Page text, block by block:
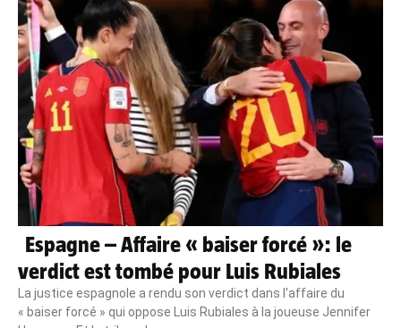
Espagne – Affaire « baiser forcé »: le
verdict est tombé pour Luis Rubiales
La justice espagnole a rendu son verdict dans l'affaire du
« baiser forcé » qui oppose Luis Rubiales à la joueuse Jennifer